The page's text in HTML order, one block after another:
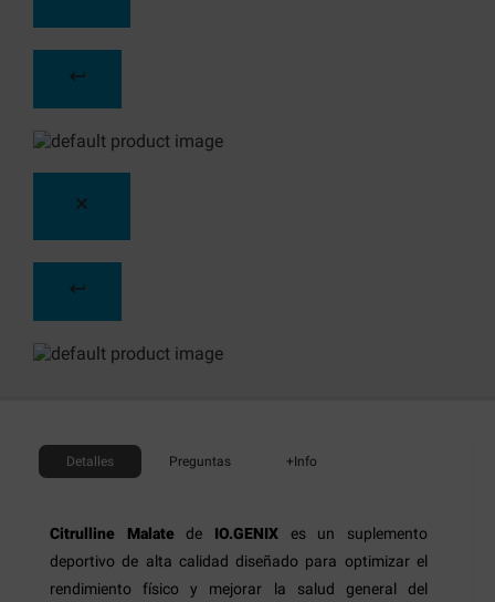
Detalles Preguntas +Info
Citrulline Malatede IO.GENIX es un suplemento
deportivo de alta calidad diseñado para optimizar el
rendimiento físico y mejorar la salud general del